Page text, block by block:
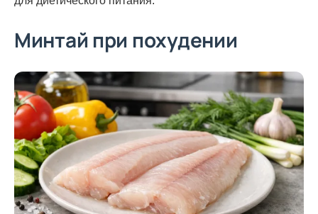
Минтай при похудении